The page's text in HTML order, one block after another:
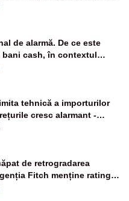
de alarmă. De ce este
bani cash, în contextul
tehnică a importurilor
cresc alarmant -
Plus
de retrogradarea
Fitch menține ratingul
negativă